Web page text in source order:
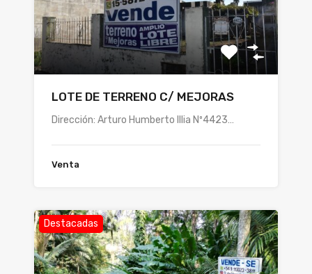
LOTE DE TERRENO C/ MEJORAS
Dirección: Arturo Humberto Illia Nº4423…
Venta
Destacadas